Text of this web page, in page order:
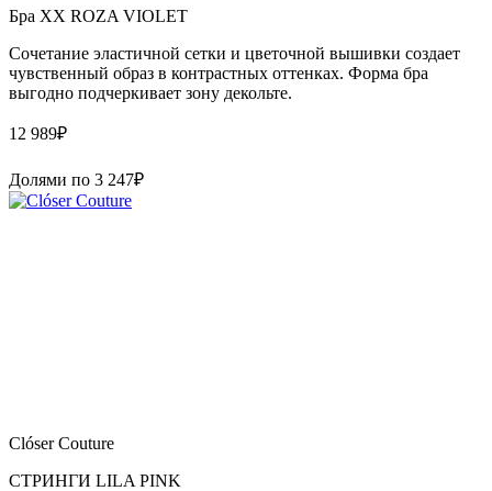
Бра XX ROZA VIOLET
Сочетание эластичной сетки и цветочной вышивки создает
чувственный образ в контрастных оттенках. Форма бра
выгодно подчеркивает зону декольте.
12 989₽
Долями по 3 247₽
Clóser Couture
СТРИНГИ LILA PINK